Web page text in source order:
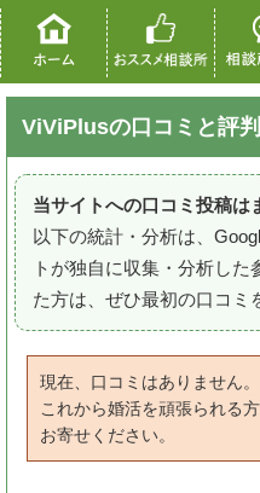
ViViPlusの口コミと評判
当サイトへの口コミ投稿は
以下の統計・分析は、
トが独自に収集・分析し
た方は、ぜひ最初の口コミ
現在、口コミはありません。
これから婚活を頑張られる
お寄せください。